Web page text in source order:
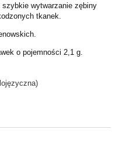
wytwarzanie zębiny
tkanek.
o pojemności 2,1 g.